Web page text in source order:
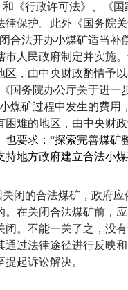
《行政许可法》、《
律保护。此外《国务院
合法开办小煤矿适当补
市人民政府制定并实施
区，由中央财政酌情予
《国务院办公厅关于进一
煤矿过程中发生的费用
困难的地区，由中央财
也要求：“探索完善煤
持地方政府建立合法小
闭的合法煤矿，政府
。在关闭合法煤矿前，
闭。不能一关了之，没
通过法律途径进行反映
起诉讼解决。